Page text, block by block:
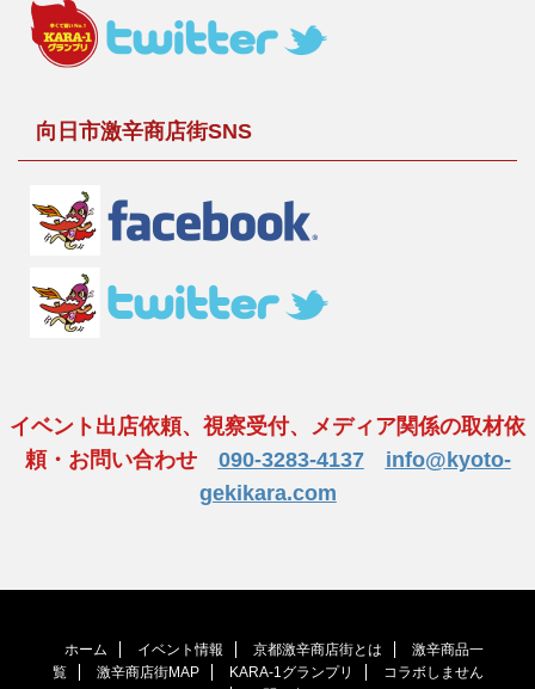
向日市激辛商店街SNS
イベント出店依頼、視察受付、メディア関係の取材依
頼・お問い合わせ 090-3283-4137
info@kyoto-
gekikara.com
ホーム イベント情報 京都激辛商店街とは
激辛商品一
覧
激辛商店街MAP KARA-1グランプリ
コラボしません